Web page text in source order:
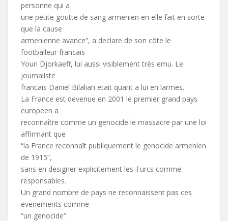
personne qui a
une petite goutte de sang armenien en elle fait en sorte
que la cause
armenienne avance”, a declare de son côte le
footballeur francais
Youri Djorkaeff, lui aussi visiblement très emu. Le
journaliste
francais Daniel Bilalian etait quant a lui en larmes.
La France est devenue en 2001 le premier grand pays
europeen a
reconnaître comme un genocide le massacre par une loi
affirmant que
“la France reconnaît publiquement le genocide armenien
de 1915”,
sans en designer explicitement les Turcs comme
responsables.
Un grand nombre de pays ne reconnaissent pas ces
evenements comme
“un genocide”.